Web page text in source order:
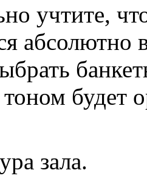
учтите,
будет
зала.